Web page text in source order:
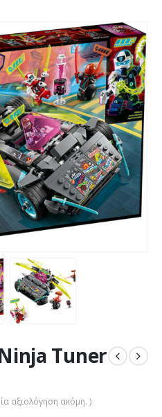
Tuner
αξιολόγηση ακόμη. )